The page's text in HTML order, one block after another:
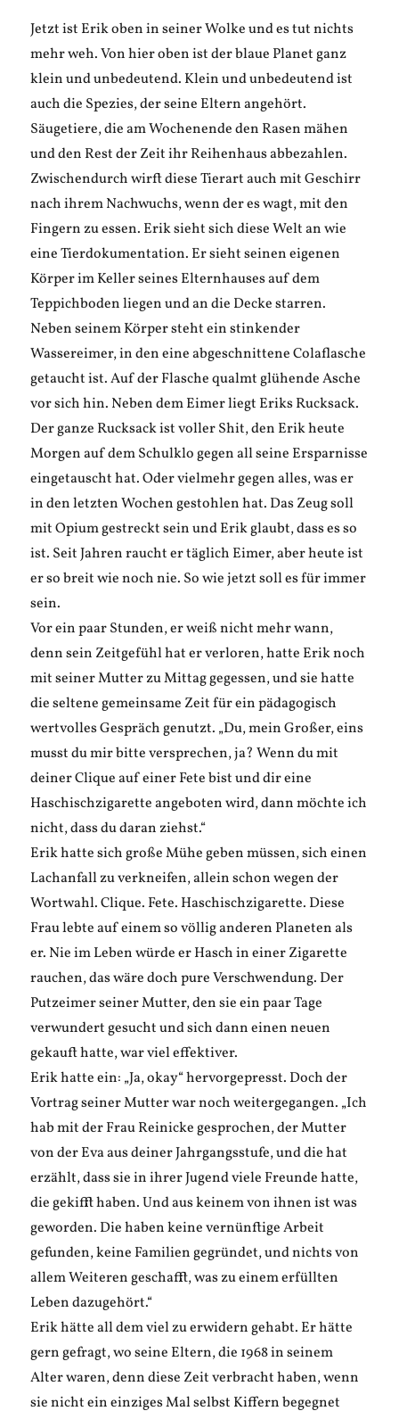
Jetzt ist Erik oben in seiner Wolke und es tut nichts
mehr weh. Von hier oben ist der blaue Planet ganz
klein und unbedeutend. Klein und unbedeutend ist
auch die Spezies, der seine Eltern angehört.
Säugetiere, die am Wochenende den Rasen mähen
und den Rest der Zeit ihr Reihenhaus abbezahlen.
Zwischendurch wirft diese Tierart auch mit Geschirr
nach ihrem Nachwuchs, wenn der es wagt, mit den
Fingern zu essen. Erik sieht sich diese Welt an wie
eine Tierdokumentation. Er sieht seinen eigenen
Körper im Keller seines Elternhauses auf dem
Teppichboden liegen und an die Decke starren.
Neben seinem Körper steht ein stinkender
Wassereimer, in den eine abgeschnittene Colaflasche
getaucht ist. Auf der Flasche qualmt glühende Asche
vor sich hin. Neben dem Eimer liegt Eriks Rucksack.
Der ganze Rucksack ist voller Shit, den Erik heute
Morgen auf dem Schulklo gegen all seine Ersparnisse
eingetauscht hat. Oder vielmehr gegen alles, was er
in den letzten Wochen gestohlen hat. Das Zeug soll
mit Opium gestreckt sein und Erik glaubt, dass es so
ist. Seit Jahren raucht er täglich Eimer, aber heute ist
er so breit wie noch nie. So wie jetzt soll es für immer
sein.
Vor ein paar Stunden, er weiß nicht mehr wann,
denn sein Zeitgefühl hat er verloren, hatte Erik noch
mit seiner Mutter zu Mittag gegessen, und sie hatte
die seltene gemeinsame Zeit für ein pädagogisch
wertvolles Gespräch genutzt. „Du, mein Großer, eins
musst du mir bitte versprechen, ja? Wenn du mit
deiner Clique auf einer Fete bist und dir eine
Haschischzigarette angeboten wird, dann möchte ich
nicht, dass du daran ziehst.“
Erik hatte sich große Mühe geben müssen, sich einen
Lachanfall zu verkneifen, allein schon wegen der
Wortwahl. Clique. Fete. Haschischzigarette. Diese
Frau lebte auf einem so völlig anderen Planeten als
er. Nie im Leben würde er Hasch in einer Zigarette
rauchen, das wäre doch pure Verschwendung. Der
Putzeimer seiner Mutter, den sie ein paar Tage
verwundert gesucht und sich dann einen neuen
gekauft hatte, war viel effektiver.
Erik hatte ein: „Ja, okay“ hervorgepresst. Doch der
Vortrag seiner Mutter war noch weitergegangen. „Ich
hab mit der Frau Reinicke gesprochen, der Mutter
von der Eva aus deiner Jahrgangsstufe, und die hat
erzählt, dass sie in ihrer Jugend viele Freunde hatte,
die gekifft haben. Und aus keinem von ihnen ist was
geworden. Die haben keine vernünftige Arbeit
gefunden, keine Familien gegründet, und nichts von
allem Weiteren geschafft, was zu einem erfüllten
Leben dazugehört.“
Erik hätte all dem viel zu erwidern gehabt. Er hätte
gern gefragt, wo seine Eltern, die 1968 in seinem
Alter waren, denn diese Zeit verbracht haben, wenn
sie nicht ein einziges Mal selbst Kiffern begegnet